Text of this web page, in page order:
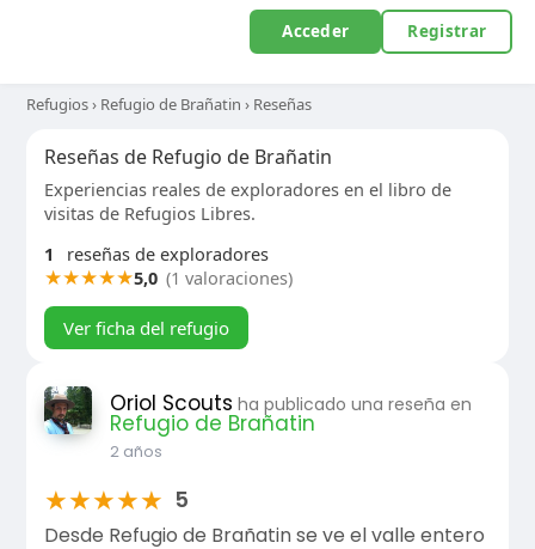
Acceder Registrar
Refugios› Refugio de Brañatin › Reseñas
Reseñas de Refugio de Brañatin
Experiencias reales de exploradores en el libro de
visitas de Refugios Libres.
1
reseñas de exploradores
★★★★★5,0 (1 valoraciones)
Ver ficha del refugio
Oriol Scouts ha publicado una reseña en
Refugio de Brañatin
2 años
★★★★★ 5
Desde Refugio de Brañatin se ve el valle entero